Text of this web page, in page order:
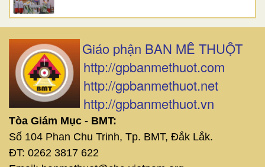
Giáo phận BAN MÊ THUỘT
http://gpbanmethuot.com
http://gpbanmethuot.net
http://gpbanmethuot.vn
Tòa Giám Mục - BMT:
Số 104 Phan Chu Trinh, Tp. BMT, Đắk Lắk.
ĐT: 0262 3817 622